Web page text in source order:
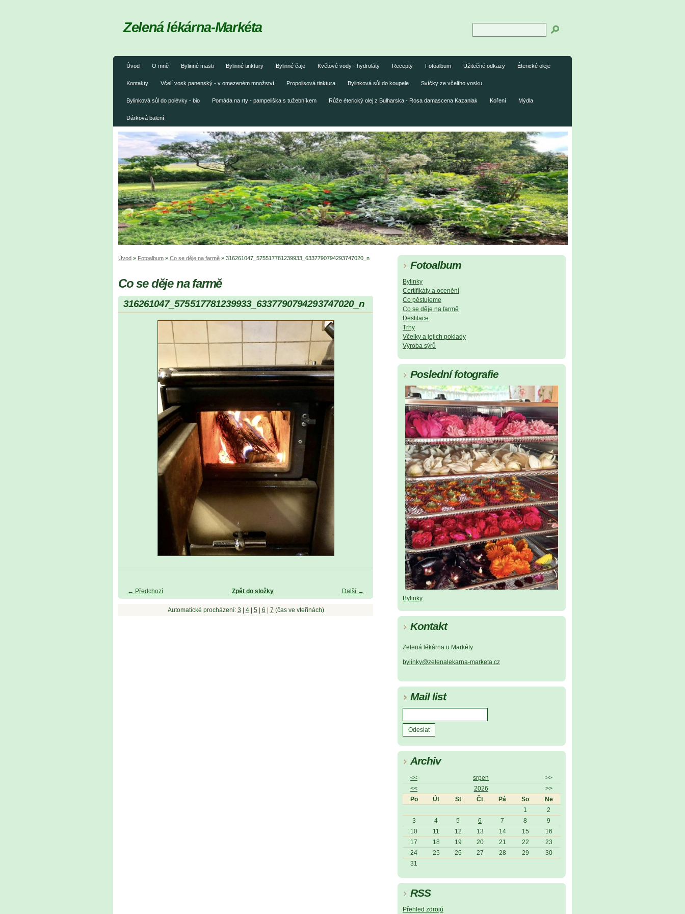
Úvod O mně Bylinné masti Bylinné tinktury Bylinné čaje Květové vody - hydroláty Recepty Fotoalbum Užitečné odkazy Éterické oleje
Kontakty Včelí vosk panenský - v omezeném množství Propolisová tinktura Bylinková sůl do koupele Svíčky ze včelího vosku
Bylinková sůl do polévky - bio Pomáda na rty - pampeliška s tužebníkem Růže éterický olej z Bulharska - Rosa damascena Kazanlak Koření Mýdla
Dárková balení
Zelená lékárna-Markéta
Úvod » Fotoalbum » Co se děje na farmě » 316261047_575517781239933_6337790794293747020_n
Co se děje na farmě
316261047_575517781239933_6337790794293747020_n
← Předchozí Další →
Zpět do složky
Automatické procházení: 3 4| 5| 6 7 (čas ve vteřinách)
Fotoalbum
Bylinky
Certifikáty a ocenění
Co pěstujeme
Co se děje na farmě
Destilace
Trhy
Včelky a jejich poklady
Výroba sýrů
Poslední fotografie
Bylinky
Kontakt
Zelená lékárna u Markéty
bylinky@zelenalekarna-marketa.cz
Mail list
Archiv
<< srpen
>>
<<
2026
>>
Po
Út St Čt Pá So
Ne
1
2
3
4 5 6 7 8
9
10
11 12 13 14 15
16
17
18 19 20 21 22
23
24
25 26 27 28 29
30
31
RSS
Přehled zdrojů